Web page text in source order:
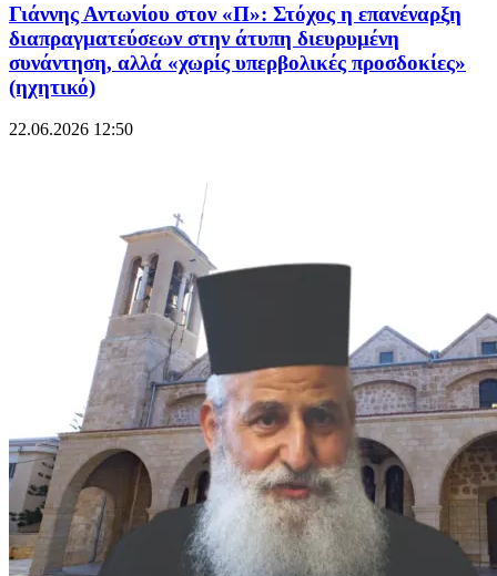
Γιάννης Αντωνίου στον «Π»: Στόχος η επανέναρξη
διαπραγματεύσεων στην άτυπη διευρυμένη
συνάντηση, αλλά «χωρίς υπερβολικές προσδοκίες»
(ηχητικό)
22.06.2026 12:50